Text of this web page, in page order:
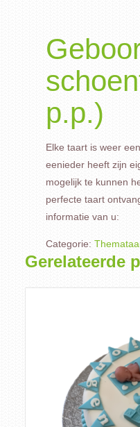
p.p.)
Elke taart is weer
eenieder heeft zijn
mogelijk te kunnen
perfecte taart
informatie van u:
Categorie:
Gerelateerde